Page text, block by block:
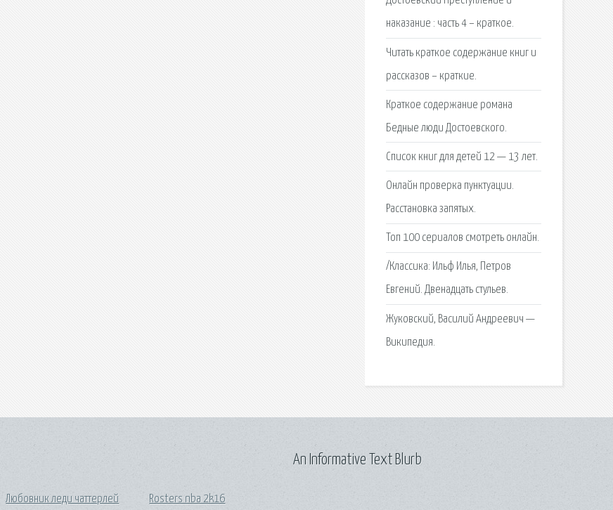
наказание : часть 4 – краткое.
Читать краткое содержание книг и
рассказов – краткие.
Краткое содержание романа
Бедные люди Достоевского.
Список книг для детей 12 — 13 лет.
Онлайн проверка пунктуации.
Расстановка запятых.
Топ 100 сериалов смотреть онлайн.
/Классика: Ильф Илья, Петров
Евгений. Двенадцать стульев.
Жуковский, Василий Андреевич —
Википедия.
Любовник леди чаттерлей Rosters nba 2k16
An Informative Text Blurb